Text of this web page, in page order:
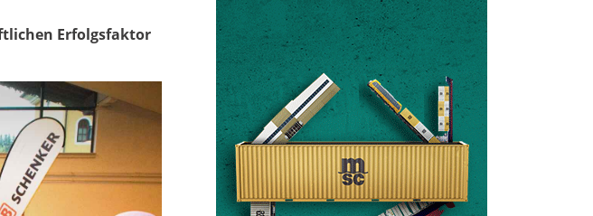
Erfolgsfaktor